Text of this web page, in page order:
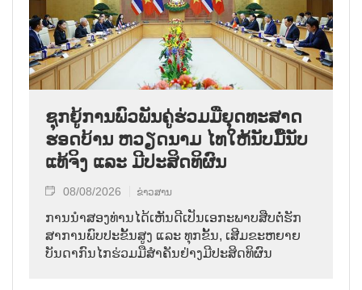
ຊຸກ​ຍູ້​ການ​ພົວ​ພັນ​ຄູ່​ຮ່ວມ​ມື​ຍຸດ​ທະ​ສາດ​
ຮອດ​ບ້ານ ຫວຽດ​ນາມ ໄທ​ໃຫ້​ນັບ​ມື້​ນັບ​
ແທ້​ຈິງ ແລະ ມີ​ປະ​ສິດ​ທິ​ຜົນ
08/08/2026 ຂ່າວສານ
ການ​ນຳ​ສອງ​ທ່ານ​ໄດ້​ເຫັນ​ດີ​ເປັນ​ເອ​ກະ​ພາບ​ສືບ​ຕໍ່​ຮັກ​
ສາ​ການ​ພົບ​ປະ​ຂັ້ນ​ສູງ ແລະ ທຸກ​ຂັ້ນ, ເສີມ​ຂະ​ຫຍາຍ​
ບັນ​ດາ​ກົນ​ໄກ​ຮ່ວມ​ມື​ສຳ​ຄັນ​ຢ່າງ​ມີ​ປະ​ສິດ​ທິ​ຜົນ